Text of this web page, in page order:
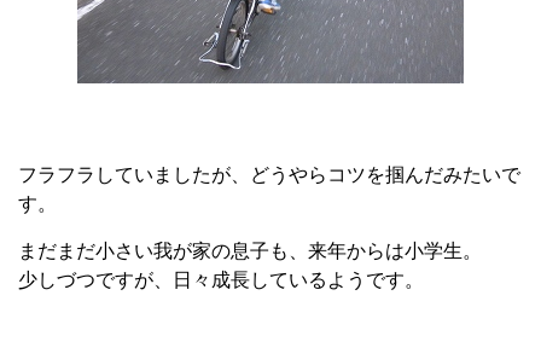
フラフラしていましたが、どうやらコツを掴んだみたいで
す。
まだまだ小さい我が家の息子も、来年からは小学生。
少しづつですが、日々成長しているようです。